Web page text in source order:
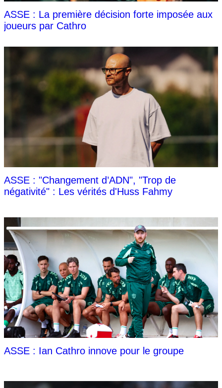
ASSE : La première décision forte imposée aux
joueurs par Cathro
ASSE : "Changement d’ADN", "Trop de
négativité" : Les vérités d'Huss Fahmy
ASSE : Ian Cathro innove pour le groupe